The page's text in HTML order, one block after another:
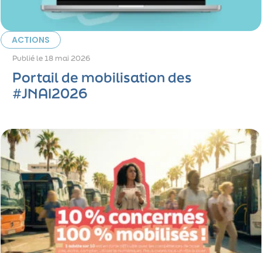
ACTIONS
Publié le 18 mai 2026
Portail de mobilisation des
#JNAI2026